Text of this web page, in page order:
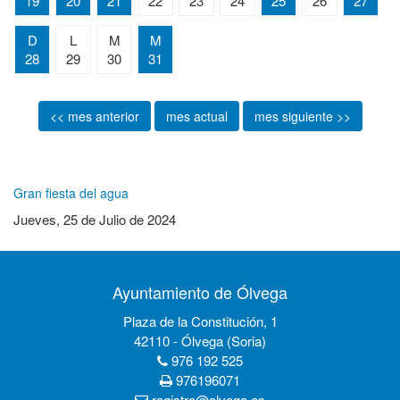
D
28
L
29
M
30
M
31
<< mes anterior mes actual mes siguiente >>
Gran fiesta del agua
Jueves, 25 de Julio de 2024
Ayuntamiento de Ólvega
Plaza de la Constitución, 1
42110 - Ólvega (Soria)
976 192 525
976196071